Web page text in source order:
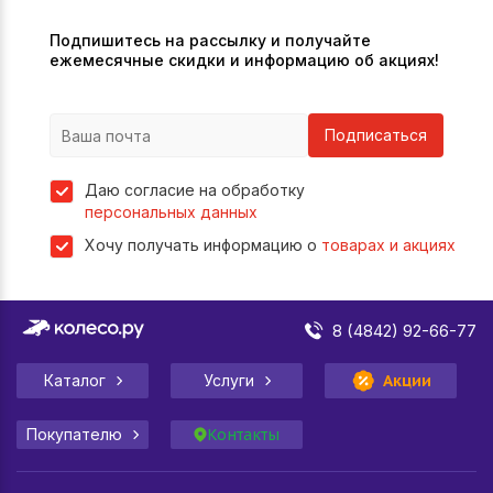
Подпишитесь на рассылку и получайте
ежемесячные скидки и информацию об акциях!
Подписаться
Даю согласие на обработку
персональных данных
Хочу получать информацию о товарах и акциях
8 (4842) 92-66-77
Каталог Услуги Акции
Покупателю Контакты